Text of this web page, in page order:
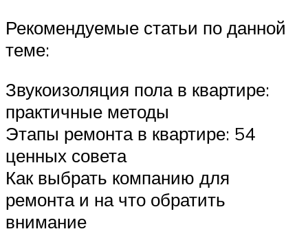
Рекомендуемые статьи по данной
теме:
Звукоизоляция пола в квартире:
практичные методы
Этапы ремонта в квартире: 54
ценных совета
Как выбрать компанию для
ремонта и на что обратить
внимание